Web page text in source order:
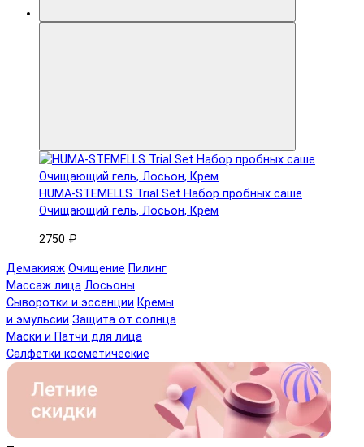
HUMA-STEMELLS Trial Set Набор пробных саше
Очищающий гель, Лосьон, Крем
2750 ₽
Демакияж Очищение Пилинг
Массаж лица Лосьоны
Сыворотки и эссенции Кремы
и эмульсии Защита от солнца
Маски и Патчи для лица
Салфетки косметические